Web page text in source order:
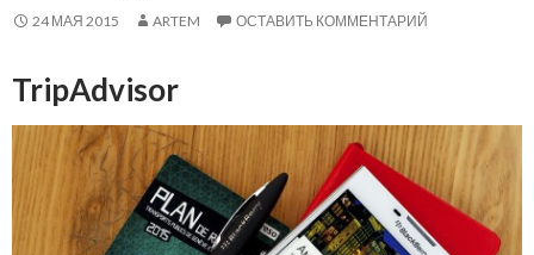
24 МАЯ 2015 ARTEM ОСТАВИТЬ КОММЕНТАРИЙ
TripAdvisor